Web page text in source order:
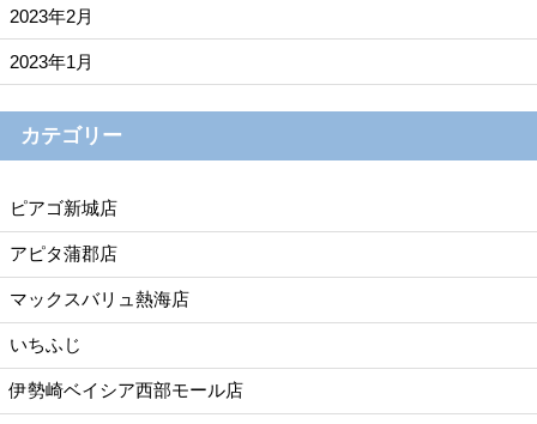
2023年2月
2023年1月
カテゴリー
ピアゴ新城店
アピタ蒲郡店
マックスバリュ熱海店
いちふじ
伊勢崎ベイシア西部モール店